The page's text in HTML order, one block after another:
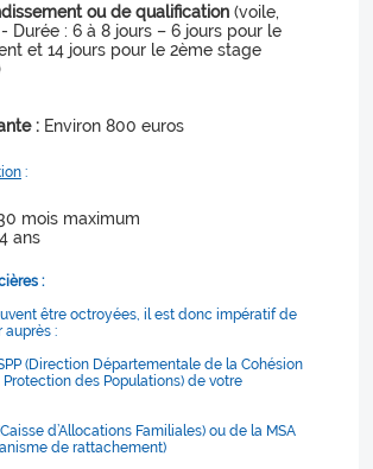
ou de qualification (voile,
Durée : 6 à 8 jours – 6 jours pour le
et 14 jours pour le 2ème stage
: Environ 800 euros
:
mois maximum
ans
:
être octroyées, il est donc impératif de
auprès :
(Direction Départementale de la Cohésion
des Populations) de votre
d’Allocations Familiales) ou de la MSA
de rattachement)